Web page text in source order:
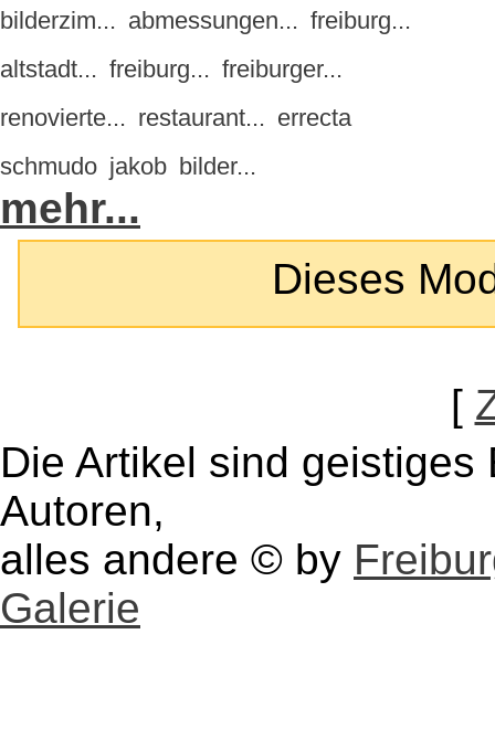
bilderzim... abmessungen... freiburg...
altstadt... freiburg... freiburger...
renovierte... restaurant... errecta
schmudo jakob bilder...
mehr...
Dieses
[
Die Artikel sind
Autoren,
alles andere © by
Galerie